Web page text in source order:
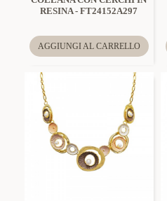
RESINA - FT24152A297
AGGIUNGI AL CARRELLO